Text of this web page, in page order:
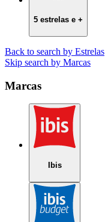
5 estrelas e +
Back to search by Estrelas
Skip search by Marcas
Marcas
Ibis